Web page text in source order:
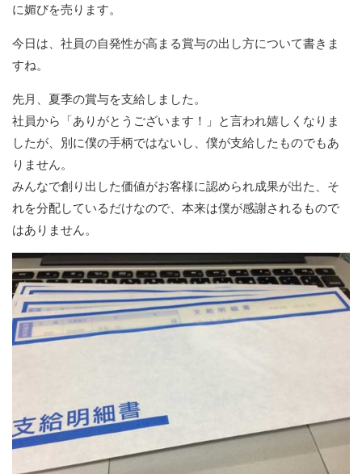
に媚びを売ります。
今日は、社員の自発性が高まる賞与の出し方について書きま
すね。
先月、夏季の賞与を支給しました。
社員から「ありがとうございます！」と言われ嬉しくなりま
したが、別に僕の手柄ではないし、僕が支給したものでもあ
りません。
みんなで創り出した価値がお客様に認められ成果が出た、そ
れを分配しているだけなので、本来は僕が感謝されるもので
はありません。